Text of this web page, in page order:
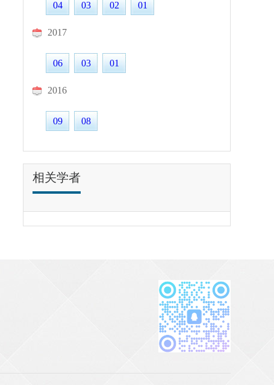
04 03 02 01
2017
06 03 01
2016
09 08
相关学者